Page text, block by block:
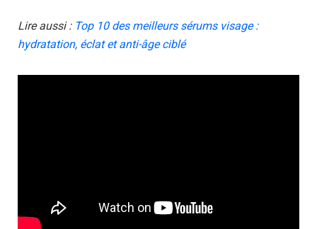
Lire aussi : Top 10 des meilleurs sérums visage :
hydratation, éclat et anti-âge ciblé